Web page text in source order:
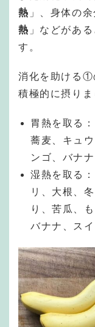
熱 」、身体の
熱 」などがあ
す。
消化を助ける①
積極的に摂りま
胃熱を取る
蕎麦、キュ
ンゴ、バナ
湿熱を取る
リ、大根、
り、苦瓜、
バナナ、ス